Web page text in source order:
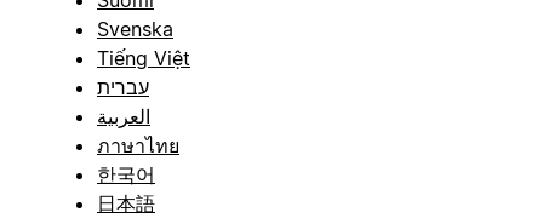
Svenska
Tiếng Việt
עברית
العربية
ภาษาไทย
한국어
日本語